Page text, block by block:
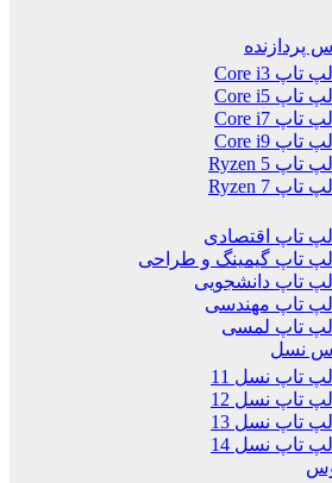
پردازنده
لپ تاپ Core i3
لپ تاپ Core i5
لپ تاپ Core i7
لپ تاپ Core i9
لپ تاپ Ryzen 5
لپ تاپ Ryzen 7
لپ تاپ اقتصادی
لپ تاپ گیمینگ و طراحی
لپ تاپ دانشجویی
لپ تاپ مهندسی
لپ تاپ لمسی
نسل
لپ تاپ نسل 11
لپ تاپ نسل 12
لپ تاپ نسل 13
لپ تاپ نسل 14